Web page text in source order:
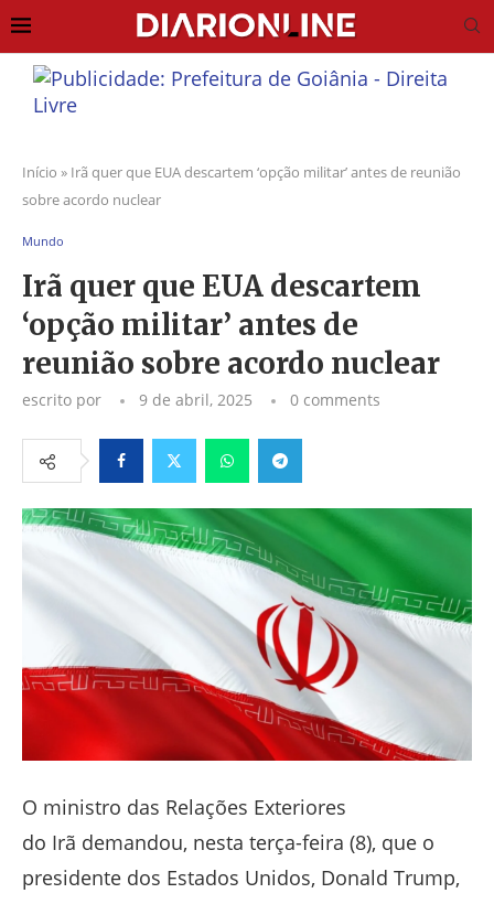
Início » Irã quer que EUA descartem ‘opção militar’ antes de reunião
sobre acordo nuclear
Mundo
Irã quer que EUA descartem
‘opção militar’ antes de
reunião sobre acordo nuclear
escrito por 9 de abril, 2025 0 comments
FacebookTwitter WhatsappTelegram
O ministro das Relações Exteriores
do Irã demandou, nesta terça-feira (8), que o
presidente dos Estados Unidos, Donald Trump,